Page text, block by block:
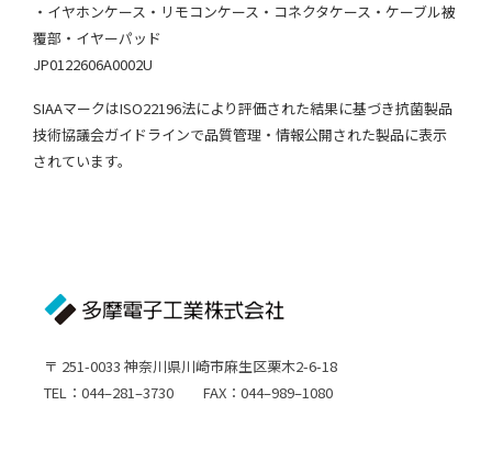
・イヤホンケース・リモコンケース・コネクタケース・ケーブル被
覆部・イヤーパッド
JP0122606A0002U
SIAAマークはISO22196法により評価された結果に基づき抗菌製品
技術協議会ガイドラインで品質管理・情報公開された製品に表示
されています。
〒 251-0033 神奈川県川崎市麻生区栗木2-6-18
TEL：044–281–3730 FAX：044–989–1080